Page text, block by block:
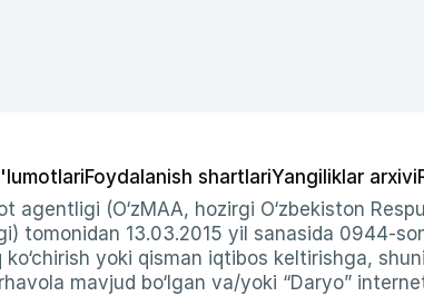
Foydalanish shartlariYangiliklar arxivi
agentligi (O‘zMAA, hozirgi O‘zbekiston
tomonidan 13.03.2015 yil sanasida 0944-
yoki qisman iqtibos keltirishga,
mavjud bo‘lgan va/yoki “Daryo”